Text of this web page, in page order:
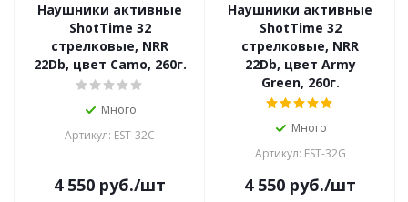
Наушники активные
ShotTime 32
стрелковые, NRR
22Db, цвет Camo, 260г.
Много
Артикул: EST-32C
4 550 руб./шт
Наушники активные
ShotTime 32
стрелковые, NRR
22Db, цвет Army
Green, 260г.
Много
Артикул: EST-32G
4 550 руб./шт